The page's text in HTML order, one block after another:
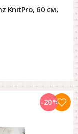
KnitPro, 60 см,
-20%